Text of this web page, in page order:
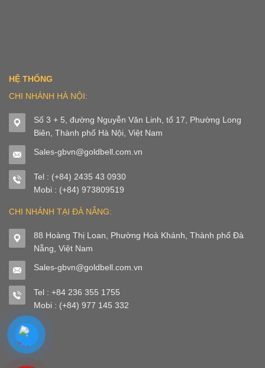
HỆ THỐNG
CHI NHÁNH HÀ NỘI:
Số 3 + 5, đường Nguyễn Văn Linh, tổ 17, Phường Long
Biên, Thành phố Hà Nội, Việt Nam
Sales-gbvn@goldbell.com.vn
Tel : (+84) 2435 43 0930
Mobi : (+84) 973809519
CHI NHÁNH TẠI ĐÀ NẴNG:
88 Hoàng Thị Loan, Phường Hoà Khánh, Thành phố Đà
Nẵng, Việt Nam
Sales-gbvn@goldbell.com.vn
Tel : +84 236 355 1755
Mobi : (+84) 977 145 332